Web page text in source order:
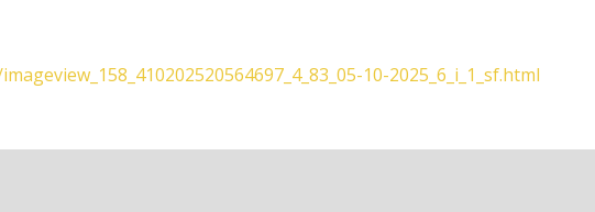
10-2025_6_i_1_sf.html